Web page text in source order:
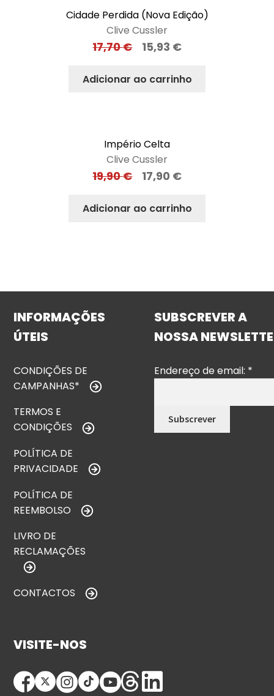
Cidade Perdida (Nova Edição)
Clive Cussler
17,70€ 15,93 €
Adicionar ao carrinho
Império Celta
Clive Cussler
19,90€ 17,90 €
Adicionar ao carrinho
INFORMAÇÕES
ÚTEIS
CONDIÇÕES DE
CAMPANHAS*
TERMOS E
CONDIÇÕES
POLÍTICA DE
PRIVACIDADE
POLÍTICA DE
REEMBOLSO
LIVRO DE
RECLAMAÇÕES
CONTACTOS
SUBSCREVER A
NOSSA
Endereço de email: *
VISITE-NOS